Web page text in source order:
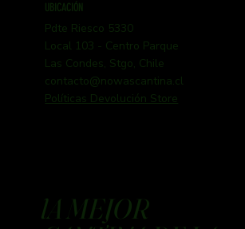
UBICACIÓN
Pdte Riesco 5330
Local 103 - Centro Parque
Las Condes, Stgo, Chile
contacto@nowascantina.cl
Políticas Devolución Store
lA MEJOR